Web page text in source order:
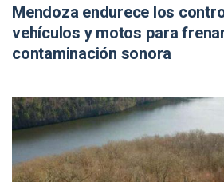
Mendoza endurece los
vehículos y motos para
contaminación sonora